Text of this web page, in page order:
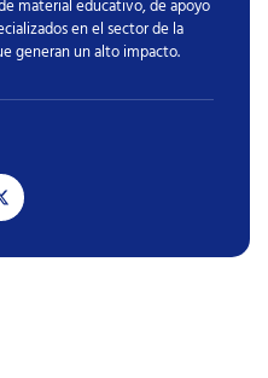
material educativo, de apoyo
en el sector de la
generan un alto impacto.